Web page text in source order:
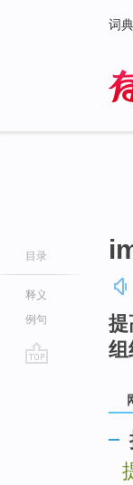
词典
目录
释义
例句
提
组